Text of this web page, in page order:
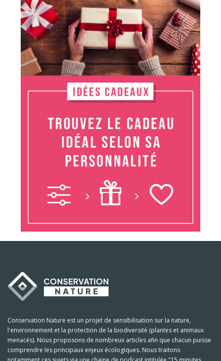
Conservation Nature est un projet de sensibilisation sur la nature,
l'environnement et la protection de la biodiversité (plantes et animaux
menacés). Nous proposons de nombreux articles afin que chacun puisse
comprendre les principaux enjeux écologiques. Nous traitons